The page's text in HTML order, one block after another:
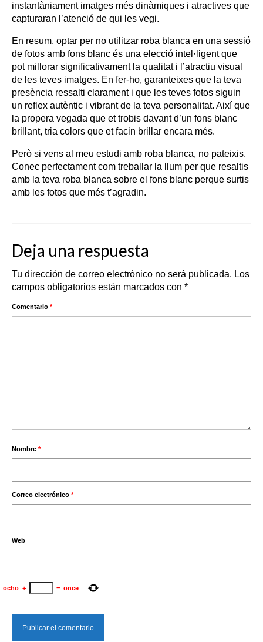
instantàniament imatges més dinàmiques i atractives que
capturaran l’atenció de qui les vegi.
En resum, optar per no utilitzar roba blanca en una sessió
de fotos amb fons blanc és una elecció intel·ligent que
pot millorar significativament la qualitat i l’atractiu visual
de les teves imatges. En fer-ho, garanteixes que la teva
presència ressalti clarament i que les teves fotos siguin
un reflex autèntic i vibrant de la teva personalitat. Així que
la propera vegada que et trobis davant d’un fons blanc
brillant, tria colors que et facin brillar encara més.
Però si vens al meu estudi amb roba blanca, no pateixis.
Conec perfectament com treballar la llum per que resaltis
amb la teva roba blanca sobre el fons blanc perque surtis
amb les fotos que més t’agradin.
Deja una respuesta
Tu dirección de correo electrónico no será publicada. Los
campos obligatorios están marcados con *
Comentario *
Nombre *
Correo electrónico *
Web
ocho + = once